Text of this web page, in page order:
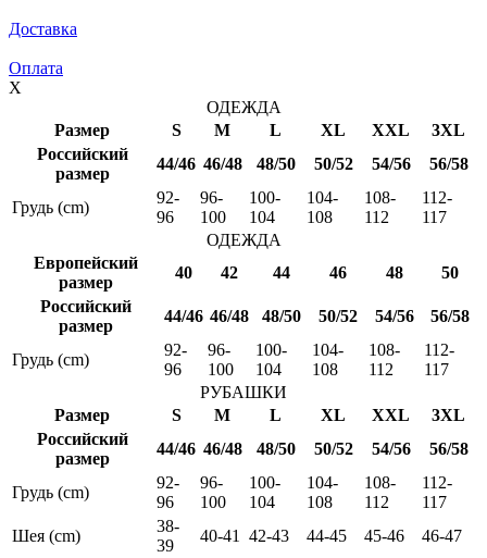
Доставка
Оплата
X
ОДЕЖДА
Размер
S M L XL XXL
3XL
Российский
размер
44/46 46/48 48/50 50/52 54/56 56/58
Грудь (cm)
92-
96
96-
100
100-
104
104-
108
108-
112
112-
117
ОДЕЖДА
Европейский
размер
40 42 44 46 48
50
Российский
размер
44/46 46/48 48/50 50/52 54/56 56/58
Грудь (cm)
92-
96
96-
100
100-
104
104-
108
108-
112
112-
117
РУБАШКИ
Размер
S M L XL XXL
3XL
Российский
размер
44/46 46/48 48/50 50/52 54/56 56/58
Грудь (cm)
92-
96
96-
100
100-
104
104-
108
108-
112
112-
117
Шея (cm)
38-
39
40-41 42-43 44-45 45-46
46-47